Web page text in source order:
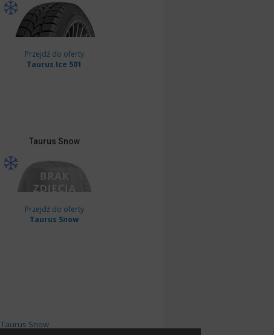
Przejdź do oferty
Taurus Ice 501
Taurus Snow
Przejdź do oferty
Taurus Snow
Taurus Snow